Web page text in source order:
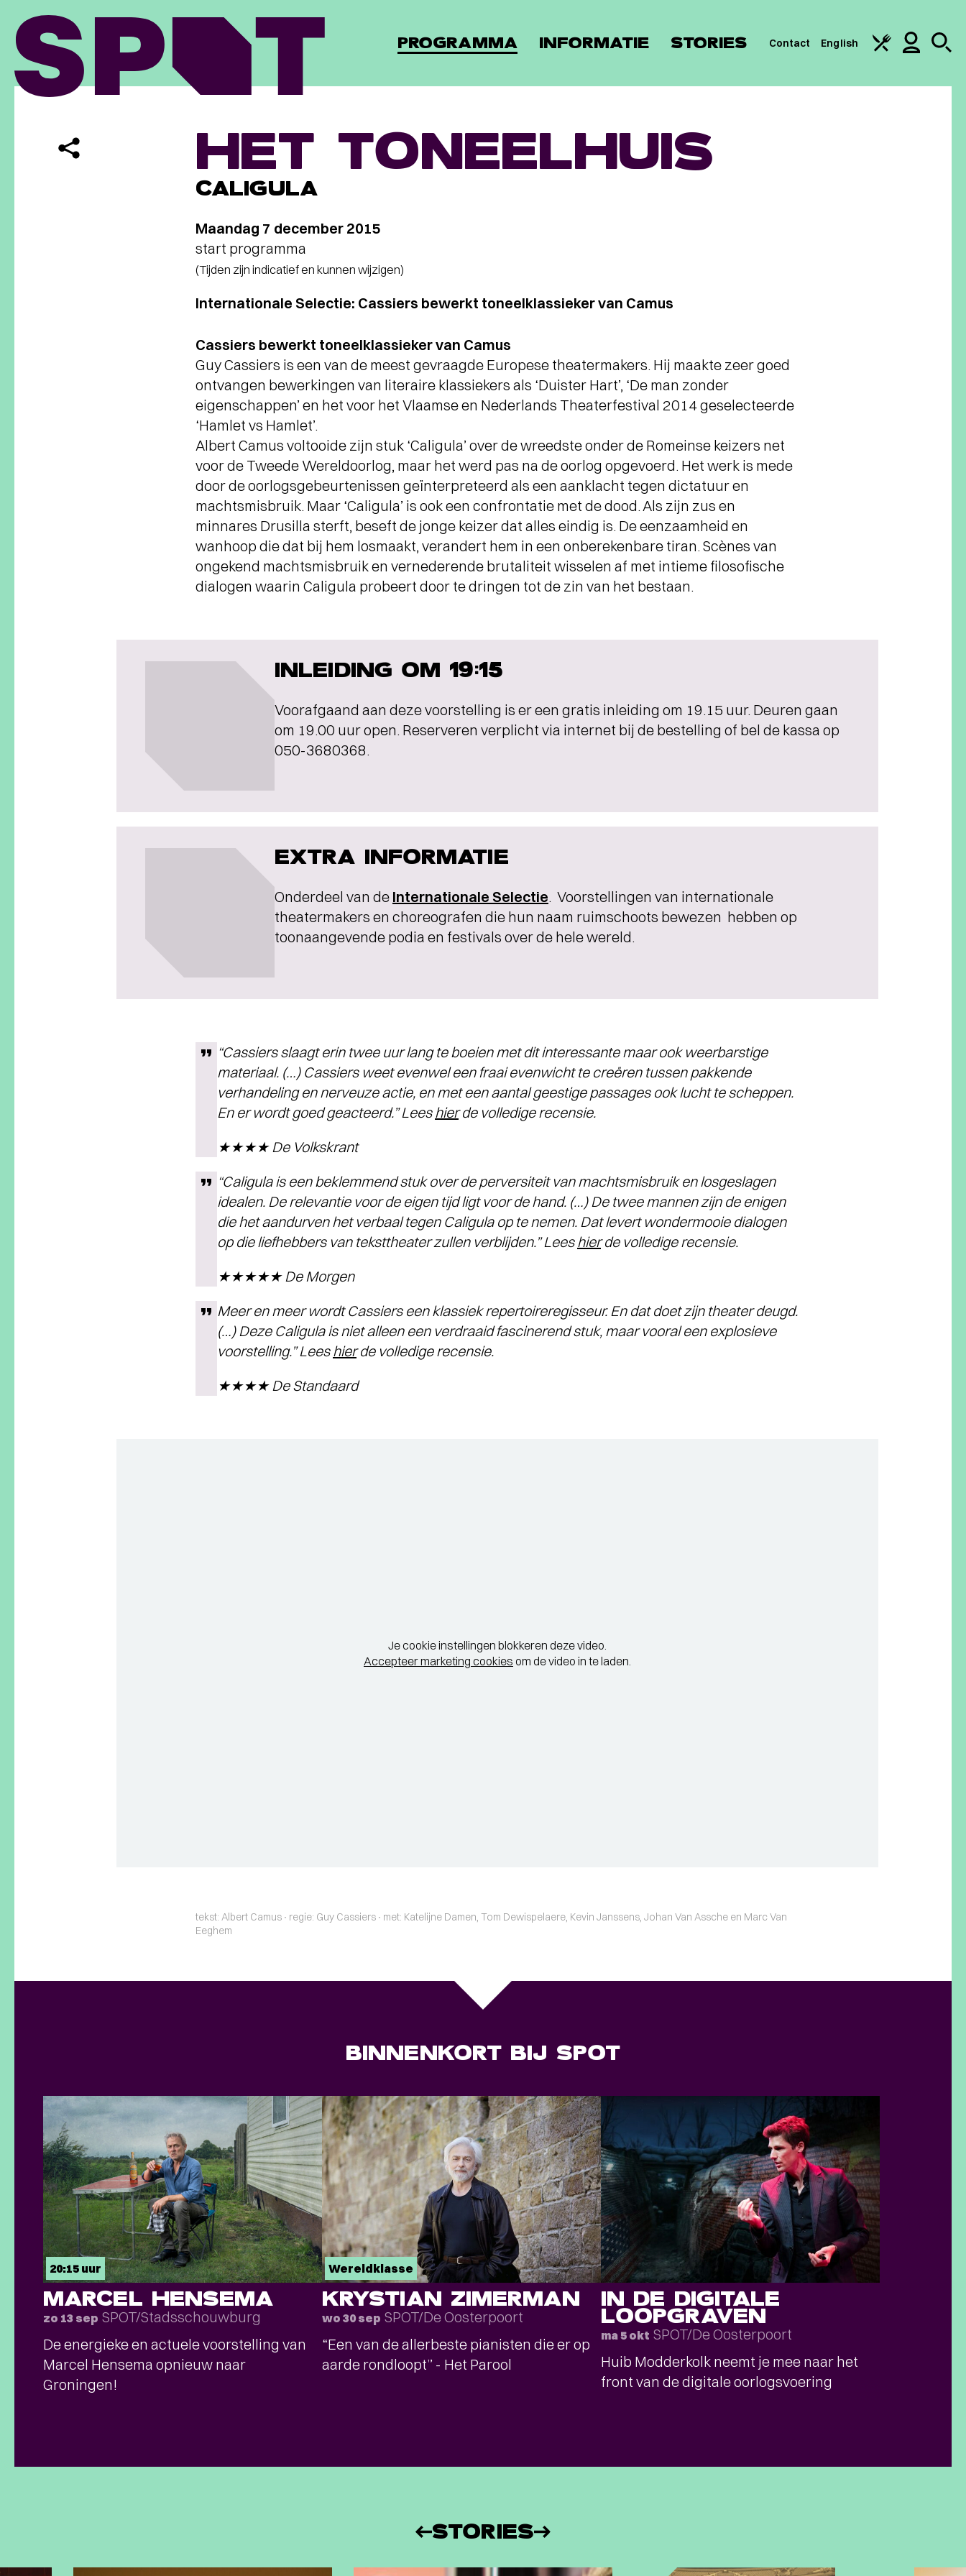
PROGRAMMA INFORMATIE STORIES Contact English
HET TONEELHUIS
CALIGULA
Maandag 7 december 2015
start programma
(Tijden zijn indicatief en kunnen wijzigen)
Internationale Selectie: Cassiers bewerkt toneelklassieker van Camus
Cassiers bewerkt toneelklassieker van Camus
Guy Cassiers is een van de meest gevraagde Europese theatermakers. Hij maakte zeer goed
ontvangen bewerkingen van literaire klassiekers als ‘Duister Hart’, ‘De man zonder
eigenschappen’ en het voor het Vlaamse en Nederlands Theaterfestival 2014 geselecteerde
‘Hamlet vs Hamlet’.
Albert Camus voltooide zijn stuk ‘Caligula’ over de wreedste onder de Romeinse keizers net
voor de Tweede Wereldoorlog, maar het werd pas na de oorlog opgevoerd. Het werk is mede
door de oorlogsgebeurtenissen geïnterpreteerd als een aanklacht tegen dictatuur en
machtsmisbruik. Maar ‘Caligula’ is ook een confrontatie met de dood. Als zijn zus en
minnares Drusilla sterft, beseft de jonge keizer dat alles eindig is. De eenzaamheid en
wanhoop die dat bij hem losmaakt, verandert hem in een onberekenbare tiran. Scènes van
ongekend machtsmisbruik en vernederende brutaliteit wisselen af met intieme filosofische
dialogen waarin Caligula probeert door te dringen tot de zin van het bestaan.
INLEIDING OM 19:15
Voorafgaand aan deze voorstelling is er een gratis inleiding om 19.15 uur. Deuren gaan
om 19.00 uur open. Reserveren verplicht via internet bij de bestelling of bel de kassa op
050-3680368.
EXTRA INFORMATIE
Onderdeel van de Internationale Selectie. Voorstellingen van internationale
theatermakers en choreografen die hun naam ruimschoots bewezen hebben op
toonaangevende podia en festivals over de hele wereld.
“Cassiers slaagt erin twee uur lang te boeien met dit interessante maar ook weerbarstige
materiaal. (…) Cassiers weet evenwel een fraai evenwicht te creëren tussen pakkende
verhandeling en nerveuze actie, en met een aantal geestige passages ook lucht te scheppen.
En er wordt goed geacteerd.” Leeshierde volledige recensie.
★★★★ De Volkskrant
“Caligula is een beklemmend stuk over de perversiteit van machtsmisbruik en losgeslagen
idealen. De relevantie voor de eigen tijd ligt voor de hand. (…) De twee mannen zijn de enigen
die het aandurven het verbaal tegen Caligula op te nemen. Dat levert wondermooie dialogen
op die liefhebbers van teksttheater zullen verblijden.” Leeshierde volledige recensie.
★★★★★ De Morgen
Meer en meer wordt Cassiers een klassiek repertoireregisseur. En dat doet zijn theater deugd.
(…) Deze Caligula is niet alleen een verdraaid fascinerend stuk, maar vooral een explosieve
voorstelling.” Leeshierde volledige recensie.
★★★★ De Standaard
Je cookie instellingen blokkeren deze video.
Accepteer marketing cookies om de video in te laden.
tekst: Albert Camus ∙ regie: Guy Cassiers ∙ met: Katelijne Damen, Tom Dewispelaere, Kevin Janssens, Johan Van Assche en Marc Van
Eeghem
BINNENKORT BIJ SPOT
20:15 uur
MARCEL HENSEMA
zo 13 sep SPOT/Stadsschouwburg
De energieke en actuele voorstelling van
Marcel Hensema opnieuw naar
Groningen!
Wereldklasse
KRYSTIAN ZIMERMAN
wo 30 sep SPOT/De Oosterpoort
“Een van de allerbeste pianisten die er op
aarde rondloopt” - Het Parool
IN DE DIGITALE
LOOPGRAVEN
ma 5 okt SPOT/De Oosterpoort
Huib Modderkolk neemt je mee naar het
front van de digitale oorlogsvoering
STORIES